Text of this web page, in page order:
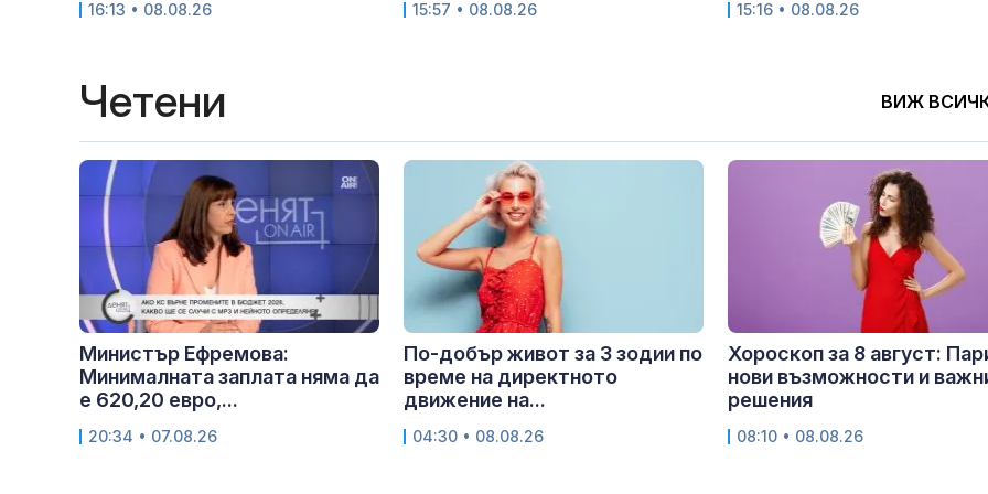
16:13 • 08.08.26 15:57 • 08.08.26 15:16 • 08.08.26
Четени ВИЖ
Министър Ефремова:
Минималната заплата няма да
е 620,20 евро,...
20:34 • 07.08.26
По-добър живот за 3 зодии по
време на директното
движение на...
04:30 • 08.08.26
Хороскоп за 8 август:
нови възможности и
решения
08:10 • 08.08.26